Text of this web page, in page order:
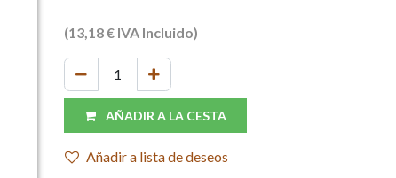
(13,18€ IVA Incluido)
AÑADIR A LA CESTA
Añadir a lista de deseos